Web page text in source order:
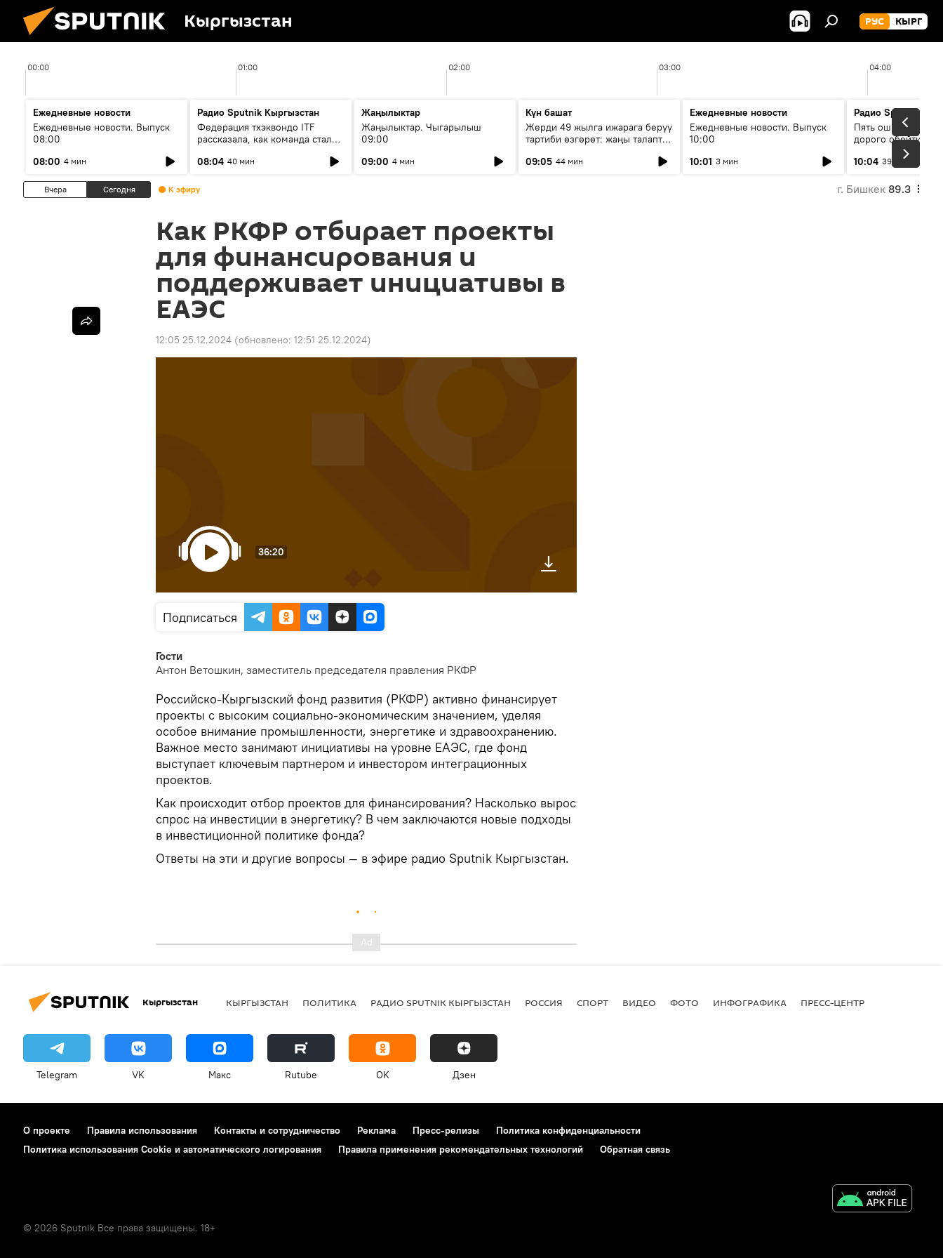
Кыргызстан РУС КЫРГ
00:00 01:00 02:00 03:00 04:00
Ежедневные новости
Ежедневные новости. Выпуск
08:00
08:00 4 мин
Радио Sputnik Кыргызстан
Федерация тхэквондо ITF
рассказала, как команда стала
08:04 40 мин
Жаңылыктар
Жаңылыктар. Чыгарылыш
09:00
09:00 4 мин
Күн башат
Жерди 49 жылга ижарага берүү
тартиби өзгөрөт: жаңы талаптар
09:05 44 мин
Ежедневные новости
Ежедневные новости. Выпуск
10:00
10:01 3 мин
Радио Sputnik
Пять ошибок
дорого обойтись
10:04 39 мин
Вчера Сегодня К эфиру г. Бишкек 89.3
Как РКФР отбирает проекты
для финансирования и
поддерживает инициативы в
ЕАЭС
12:05 25.12.2024 (обновлено: 12:51 25.12.2024)
36:20
Подписаться
Гости
Антон Ветошкин, заместитель председателя правления РКФР
Российско-Кыргызский фонд развития (РКФР) активно финансирует
проекты с высоким социально-экономическим значением, уделяя
особое внимание промышленности, энергетике и здравоохранению.
Важное место занимают инициативы на уровне ЕАЭС, где фонд
выступает ключевым партнером и инвестором интеграционных
проектов.
Как происходит отбор проектов для финансирования? Насколько вырос
спрос на инвестиции в энергетику? В чем заключаются новые подходы
в инвестиционной политике фонда?
Ответы на эти и другие вопросы — в эфире радио Sputnik Кыргызстан.
Кыргызстан КЫРГЫЗСТАН ПОЛИТИКА РАДИО SPUTNIK КЫРГЫЗСТАН РОССИЯ СПОРТ ВИДЕО ФОТО ИНФОГРАФИКА ПРЕСС-ЦЕНТР
Telegram VK Макс Rutube OK Дзен
О проекте Правила использования Контакты и сотрудничество Реклама Пресс-релизы
Политика конфиденциальности
Политика использования Cookie и автоматического логирования
Правила применения рекомендательных технологий Обратная связь
© 2026 Sputnik Все права защищены. 18+